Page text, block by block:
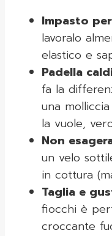
Impasto
lavoralo
elastico e
Padella
fa la
una
la vuole,
Non
un velo
in cottura
Taglia e
fiocchi è
croccante